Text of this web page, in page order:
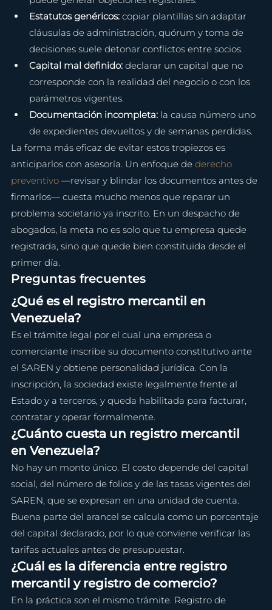
Estatutos genéricos: copiar plantillas sin adaptar
cláusulas de administración, quórum y toma de
decisiones suele detonar conflictos entre socios.
Capital mal definido: declarar un capital que no
corresponde con la realidad del negocio o con los
parámetros vigentes.
Documentación incompleta: la causa número uno
de expedientes devueltos y de semanas perdidas.
La forma más eficaz de evitar estos tropiezos es
anticiparlos con asesoría. Un enfoque de derecho
preventivo —revisar y blindar los documentos antes de
firmarlos— cuesta mucho menos que reparar un
problema societario ya inscrito. En un despacho de
abogados, la meta no es solo que tu empresa quede
registrada, sino que quede bien constituida desde el
primer día.
Preguntas frecuentes
¿Qué es el registro mercantil en
Venezuela?
Es el trámite legal por el cual una empresa o
comerciante inscribe su documento constitutivo ante
el SAREN y obtiene personalidad jurídica. Con la
inscripción, la sociedad existe legalmente frente al
Estado y a terceros, y queda habilitada para facturar,
contratar y operar formalmente.
¿Cuánto cuesta un registro mercantil
en Venezuela?
No hay un monto único. El costo depende del capital
social, del número de folios y de las tasas vigentes del
SAREN, que se expresan en una unidad de cuenta.
Buena parte del arancel se calcula como un porcentaje
del capital declarado, por lo que conviene verificar las
tarifas actuales antes de presupuestar.
¿Cuál es la diferencia entre registro
mercantil y registro de comercio?
En la práctica son el mismo trámite. Registro de